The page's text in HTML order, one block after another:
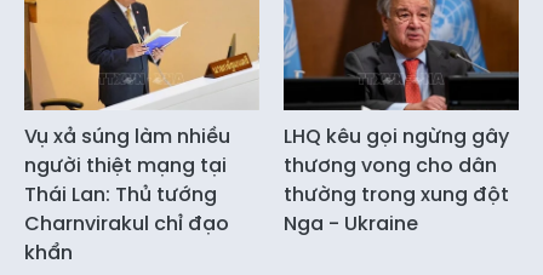
Vụ xả súng làm nhiều
người thiệt mạng tại
Thái Lan: Thủ tướng
Charnvirakul chỉ đạo
khẩn
LHQ kêu gọi ngừng gây
thương vong cho dân
thường trong xung đột
Nga - Ukraine